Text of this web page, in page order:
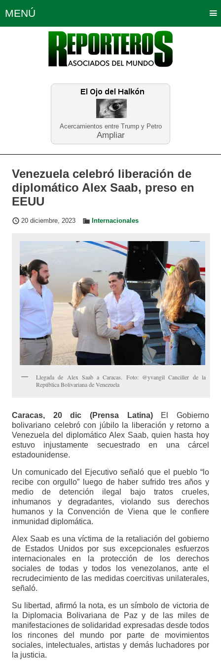
Acercamientos entre Trump y Petro
Ampliar
MENÚ
Política Opinión Bogotá
Planeta Tierra Deportes
Educación Neira
Venezuela celebró liberación de
diplomático Alex Saab, preso en
EEUU
20 diciembre, 2023 Internacionales
Llegada de Alex Saab a Caracas. Foto: @yvangil Canciller de la
República Bolivariana de Venezuela
Caracas, 20 dic (Prensa Latina)El Gobierno
bolivariano celebró con júbilo la liberación y retorno a
Venezuela del diplomático Alex Saab, quien hasta hoy
estuvo injustamente secuestrado en una cárcel
estadounidense.
Un comunicado del Ejecutivo señaló que el pueblo “lo
recibe con orgullo” luego de haber sufrido tres años y
medio de detención ilegal bajo tratos crueles,
inhumanos y degradantes, violando sus derechos
humanos y la Convención de Viena que le confiere
inmunidad diplomática.
Alex Saab es una víctima de la retaliación del gobierno
de Estados Unidos por sus excepcionales esfuerzos
internacionales en la protección de los derechos
sociales de todas y todos los venezolanos, ante el
recrudecimiento de las medidas coercitivas unilaterales,
señaló.
Su libertad, afirmó la nota, es un símbolo de victoria de
la Diplomacia Bolivariana de Paz y de las miles de
manifestaciones de solidaridad expresadas desde todos
los rincones del mundo por parte de movimientos
sociales, intelectuales, artistas y demás luchadores por
la justicia.